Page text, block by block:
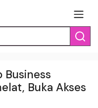
Business
Buka Akses